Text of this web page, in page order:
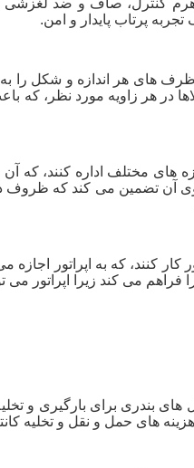
کنترل، صاف و ضد لغزشی
پرتاب پایدار و امن.
ظرف های هر اندازه و شکل
در هر زاویه مورد نظر،
های مختلف اداره کنند،
آن تضمین می کند که ظروف
کار کنند، که به اپراتور
می کند زیرا اپراتور می
های بندری برای بارگیری و
های حمل و نقل و تخلیه